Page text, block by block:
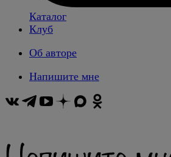
Каталог
Клуб
Об авторе
Напишите мне